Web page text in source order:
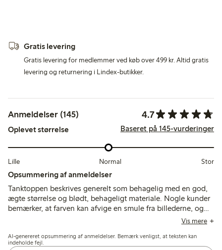
Gratis levering
Gratis levering for medlemmer ved køb over 499 kr. Altid gratis
levering og returnering i Lindex-butikker.
Anmeldelser (145) 4.7
Oplevet størrelse Baseret på 145-vurderinger
Lille Normal Stor
Opsummering af anmeldelser
Tanktoppen beskrives generelt som behagelig med en god,
ægte størrelse og blødt, behageligt materiale. Nogle kunder
bemærker, at farven kan afvige en smule fra billederne, og
enkelte nævner, at den kan være kort eller miste fasthed efter
sommerbrug.
Vis mere
AI-genereret opsummering af anmeldelser. Bemærk venligst, at teksten kan
indeholde fejl.